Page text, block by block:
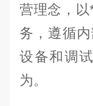
营理念，
务，遵循
设备和调
为。